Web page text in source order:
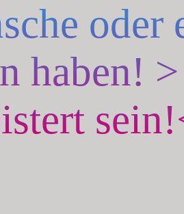
oder
haben!